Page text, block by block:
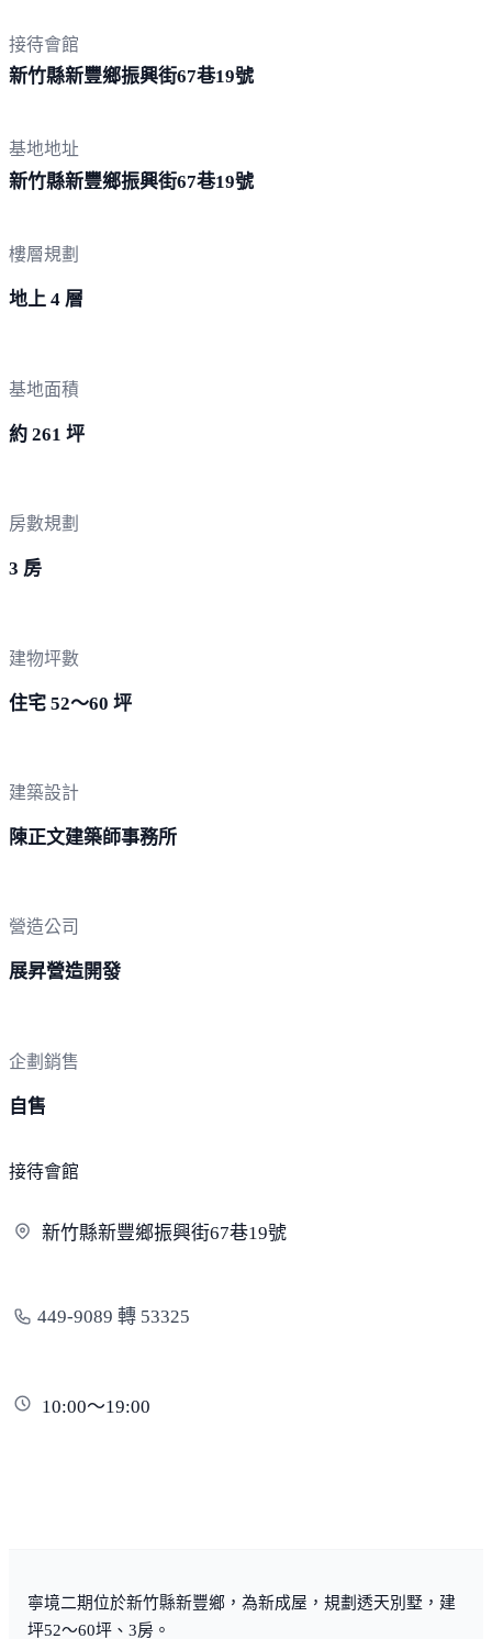
接待會館
新竹縣新豐鄉振興街67巷19號
基地地址
新竹縣新豐鄉振興街67巷19號
樓層規劃
地上 4 層
基地面積
約 261 坪
房數規劃
3 房
建物坪數
住宅 52～60 坪
建築設計
陳正文建築師事務所
營造公司
展昇營造開發
企劃銷售
自售
接待會館
新竹縣新豐鄉振興街67巷19號
449-9089 轉 53325
10:00～19:00
寧境二期位於新竹縣新豐鄉，為新成屋，規劃透天別墅，建
坪52～60坪、3房。